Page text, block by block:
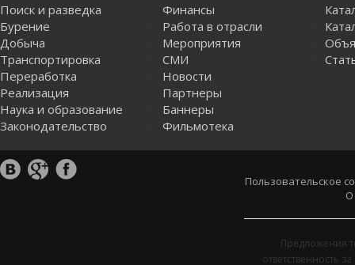
Поиск и разведка
Бурение
Добыча
Транспортировка
Переработка
Реализация
Наука и образование
Законодательство
Финансы
Работа в отрасли
Мероприятия
СМИ
Новости
Партнеры
Баннеры
Фильмотека
Пользовательское
О
Предложения
ответственность